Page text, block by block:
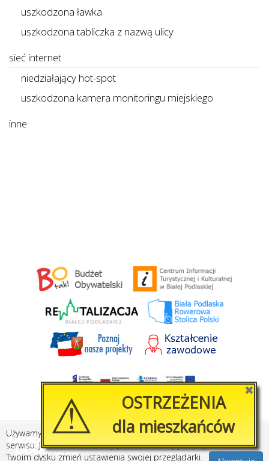
uszkodzona ławka
uszkodzona tabliczka z nazwą ulicy
sieć internet
niedziałający hot-spot
uszkodzona kamera monitoringu miejskiego
inne
Stworzone przezAmistad.pl
Używamy plików cookies, by ułatwić korzystanie z naszego
serwisu. Jeśli nie chcesz, aby pliki cookies były zapisywane na
Twoim dysku zmień ustawienia swojej przeglądarki.
✖
⚠
OSTRZEŻENIA
dla mieszkańców